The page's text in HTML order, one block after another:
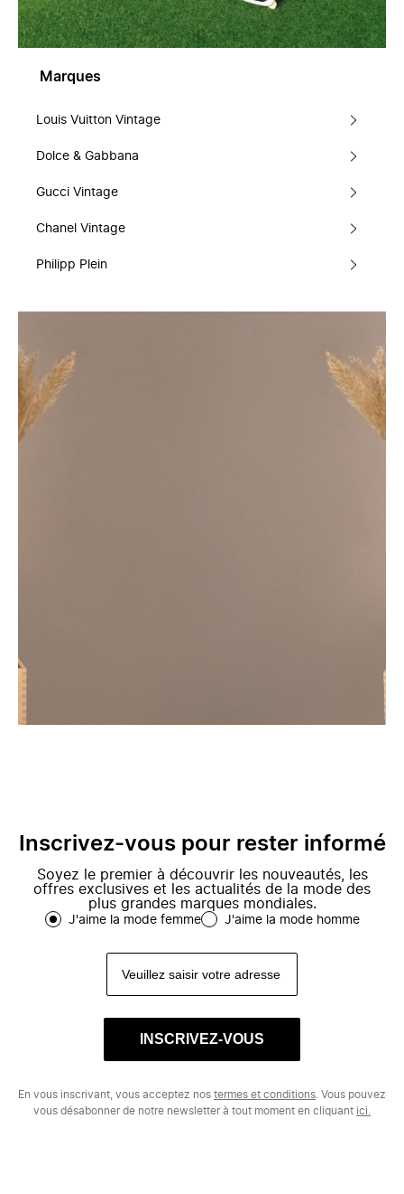
Marques
Louis Vuitton Vintage
Dolce & Gabbana
Gucci Vintage
Chanel Vintage
Philipp Plein
Inscrivez-vous pour rester informé
Soyez le premier à découvrir les nouveautés, les
offres exclusives et les actualités de la mode des
plus grandes marques mondiales.
J'aime la mode femme J'aime la mode homme
INSCRIVEZ-VOUS
En vous inscrivant, vous acceptez nos termes et conditions . Vous pouvez
vous désabonner de notre newsletter à tout moment en cliquant ici.